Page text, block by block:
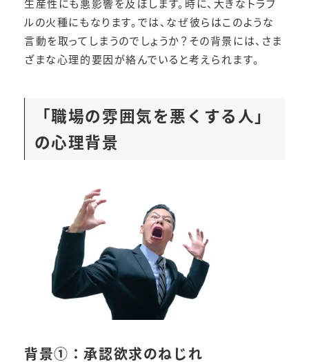
生産性にも悪影響を及ぼします。時に、大きなトラブ
ルの火種にもなります。では、なぜ彼らはこのような
言動を取ってしまうのでしょうか？その背景には、さま
ざまな心理的要因が絡んでいると考えられます。
「職場の雰囲気を悪くする人」
の心理背景
背景①：承認欲求のねじれ